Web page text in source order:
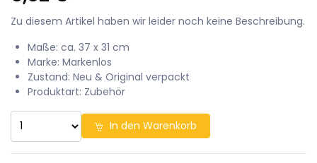
Zu diesem Artikel haben wir leider noch keine Beschreibung.
Maße: ca. 37 x 31 cm
Marke: Markenlos
Zustand: Neu & Original verpackt
Produktart: Zubehör
In den Warenkorb